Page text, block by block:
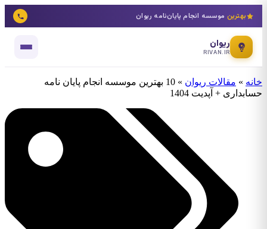
بهترین موسسه انجام پایان‌نامه ریوان
ریوان
RIVAN.IR
خانه » مقالات ریوان »
10 بهترین موسسه انجام پایان نامه
حسابداری + آپدیت 1404